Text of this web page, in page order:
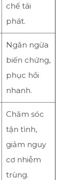
chế tái
phát.
Ngăn ngừa
biến chứng,
phục hồi
nhanh.
Chăm sóc
tận tình,
giảm nguy
cơ nhiễm
trùng.